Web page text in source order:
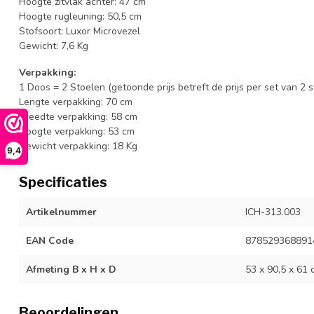
9,4
Hoogte rugleuning: 50,5 cm
Stofsoort: Luxor Microvezel
Gewicht: 7,6 Kg
Verpakking:
1 Doos = 2 Stoelen (getoonde prijs betreft de prijs per set van 2
Lengte verpakking: 70 cm
Breedte verpakking: 58 cm
Hoogte verpakking: 53 cm
Gewicht verpakking: 18 Kg
Specificaties
Artikelnummer ICH-313.003
EAN Code
Afmeting B x H x D 53 x 90,5 x 61